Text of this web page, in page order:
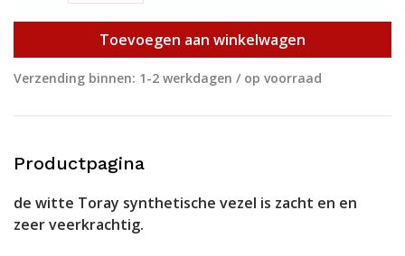
Toevoegen aan winkelwagen
Verzending binnen: 1-2 werkdagen / op voorraad
Productpagina
de witte Toray synthetische vezel is zacht en en
zeer veerkrachtig.